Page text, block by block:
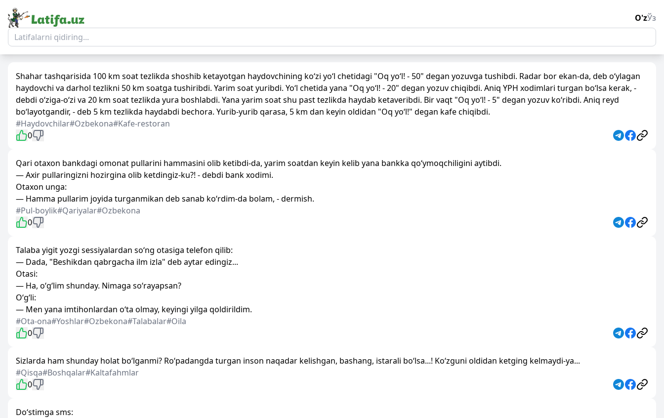
O'zЎз
Shahar tashqarisida 100 km soat tezlikda shoshib ketayotgan haydovchining ko‘zi yo‘l chetidagi "Oq yo‘l! - 50" degan yozuvga tushibdi. Radar bor ekan-da, deb o‘ylagan
haydovchi va darhol tezlikni 50 km soatga tushiribdi. Yarim soat yuribdi. Yo‘l chetida yana "Oq yo‘l! - 20" degan yozuv chiqibdi. Aniq YPH xodimlari turgan bo‘lsa kerak, -
debdi o‘ziga-o‘zi va 20 km soat tezlikda yura boshlabdi. Yana yarim soat shu past tezlikda haydab ketaveribdi. Bir vaqt "Oq yo‘l! - 5" degan yozuv ko‘ribdi. Aniq reyd
bo‘layotgandir, - deb 5 km tezlikda haydabdi bechora. Yurib-yurib qarasa, 5 km dan keyin oldidan "Oq yo‘l!" degan kafe chiqibdi.
#Haydovchilar#Ozbekona#Kafe-restoran
0
Qari otaxon bankdagi omonat pullarini hammasini olib ketibdi-da, yarim soatdan keyin kelib yana bankka qo‘ymoqchiligini aytibdi.
— Axir pullaringizni hozirgina olib ketdingiz-ku?! - debdi bank xodimi.
Otaxon unga:
— Hamma pullarim joyida turganmikan deb sanab ko‘rdim-da bolam, - dermish.
#Pul-boylik#Qariyalar#Ozbekona
0
Talaba yigit yozgi sessiyalardan so‘ng otasiga telefon qilib:
— Dada, "Beshikdan qabrgacha ilm izla" deb aytar edingiz...
Otasi:
— Ha, o‘g‘lim shunday. Nimaga so‘rayapsan?
O‘g‘li:
— Men yana imtihonlardan o‘ta olmay, keyingi yilga qoldirildim.
#Ota-ona#Yoshlar#Ozbekona#Talabalar#Oila
0
Sizlarda ham shunday holat bo‘lganmi? Ro‘padangda turgan inson naqadar kelishgan, bashang, istarali bo‘lsa...! Ko‘zguni oldidan ketging kelmaydi-ya...
#Qisqa#Boshqalar#Kaltafahmlar
0
Do‘stimga sms: